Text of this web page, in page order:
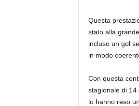
Questa
stato alla
incluso un gol
in modo
Con questa
stagionale di 14
lo hanno reso